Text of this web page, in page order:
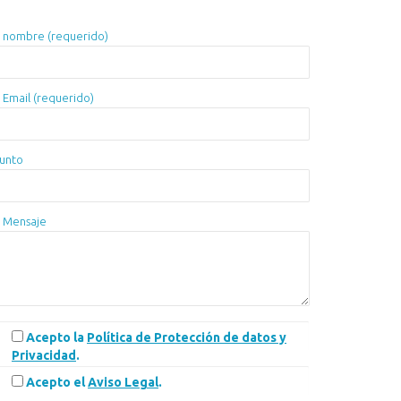
nombre (requerido)
Email (requerido)
Mensaje
Acepto la Política de Protección de datos y
Privacidad .
Acepto elAviso Legal.